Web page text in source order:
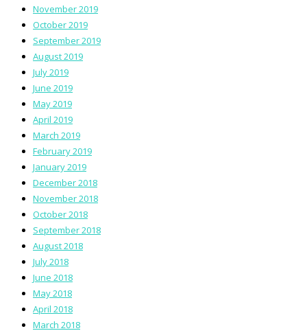
November 2019
October 2019
September 2019
August 2019
July 2019
June 2019
May 2019
April 2019
March 2019
February 2019
January 2019
December 2018
November 2018
October 2018
September 2018
August 2018
July 2018
June 2018
May 2018
April 2018
March 2018